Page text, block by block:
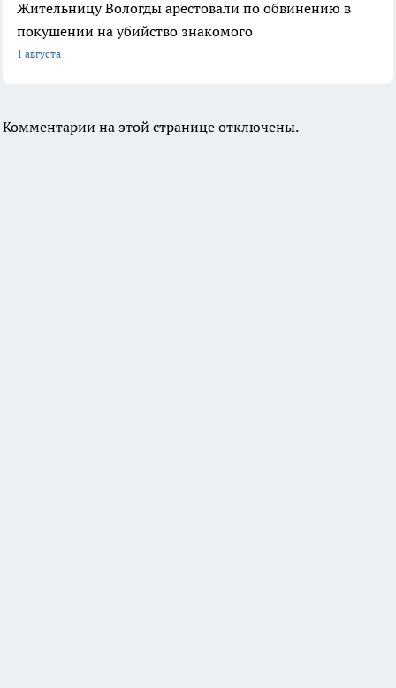
Жительницу Вологды арестовали по обвинению в
покушении на убийство знакомого
1 августа
Комментарии на этой странице отключены.